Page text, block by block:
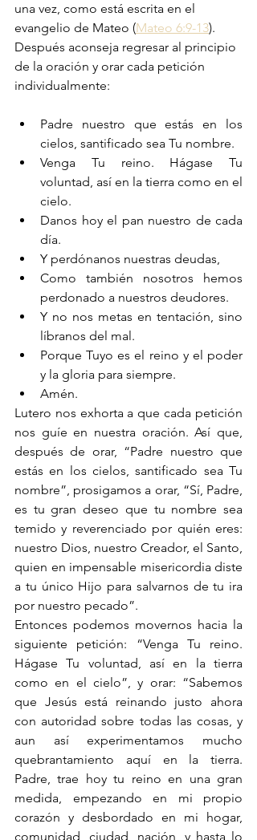
una vez, como está escrita en el
evangelio de Mateo (Mateo 6:9-13).
Después aconseja regresar al principio
de la oración y orar cada petición
individualmente:
Padre nuestro que estás en los
cielos, santificado sea Tu nombre.
Venga Tu reino. Hágase Tu
voluntad, así en la tierra como en el
cielo.
Danos hoy el pan nuestro de cada
día.
Y perdónanos nuestras deudas,
Como también nosotros hemos
perdonado a nuestros deudores.
Y no nos metas en tentación, sino
líbranos del mal.
Porque Tuyo es el reino y el poder
y la gloria para siempre.
Amén.
Lutero nos exhorta a que cada petición
nos guíe en nuestra oración. Así que,
después de orar, “Padre nuestro que
estás en los cielos, santificado sea Tu
nombre”, prosigamos a orar, “Sí, Padre,
es tu gran deseo que tu nombre sea
temido y reverenciado por quién eres:
nuestro Dios, nuestro Creador, el Santo,
quien en impensable misericordia diste
a tu único Hijo para salvarnos de tu ira
por nuestro pecado”.
Entonces podemos movernos hacia la
siguiente petición: “Venga Tu reino.
Hágase Tu voluntad, así en la tierra
como en el cielo”, y orar: “Sabemos
que Jesús está reinando justo ahora
con autoridad sobre todas las cosas, y
aun así experimentamos mucho
quebrantamiento aquí en la tierra.
Padre, trae hoy tu reino en una gran
medida, empezando en mi propio
corazón y desbordado en mi hogar,
comunidad, ciudad, nación, y hasta lo